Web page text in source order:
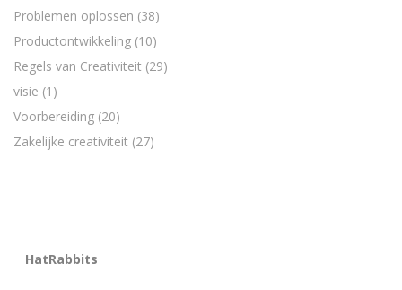
Problemen oplossen (38)
Productontwikkeling (10)
Regels van Creativiteit (29)
visie (1)
Voorbereiding (20)
Zakelijke creativiteit (27)
HatRabbits